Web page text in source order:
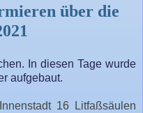
über die
In diesen Tage wurde
aufgebaut.
16 Litfaßsäulen